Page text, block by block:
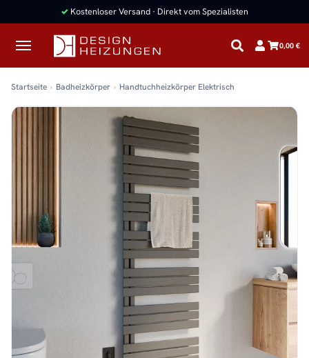
✓ Kostenloser Versand · Direkt vom Spezialisten
0,00 €
Startseite Badheizkörper Handtuchheizkörper Elektrisch